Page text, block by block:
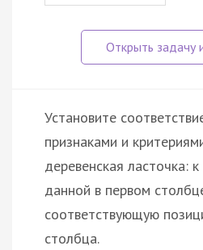
Установите
признаками и
деревенская ласточка:
данной в первом
соответствующую
столбца.